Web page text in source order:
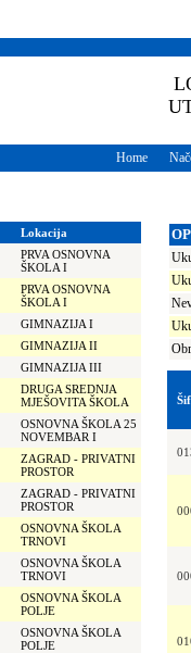
Home
Lokacija
PRVA OSNOVNA
ŠKOLA I
PRVA OSNOVNA
ŠKOLA I
GIMNAZIJA I
GIMNAZIJA II
GIMNAZIJA III
DRUGA SREDNJA
MJEŠOVITA ŠKOLA
OSNOVNA ŠKOLA 25
NOVEMBAR I
ZAGRAD - PRIVATNI
PROSTOR
ZAGRAD - PRIVATNI
PROSTOR
OSNOVNA ŠKOLA
TRNOVI
OSNOVNA ŠKOLA
TRNOVI
OSNOVNA ŠKOLA
POLJE
OSNOVNA ŠKOLA
POLJE